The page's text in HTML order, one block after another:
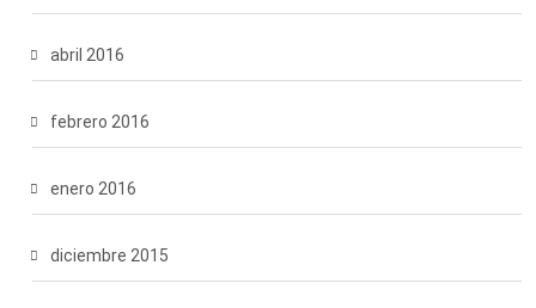
abril 2016
febrero 2016
enero 2016
diciembre 2015